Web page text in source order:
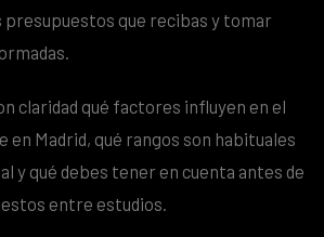
que recibas y tomar
claridad qué factores influyen en el
en Madrid, qué rangos son habituales
y qué debes tener en cuenta antes de
entre estudios.